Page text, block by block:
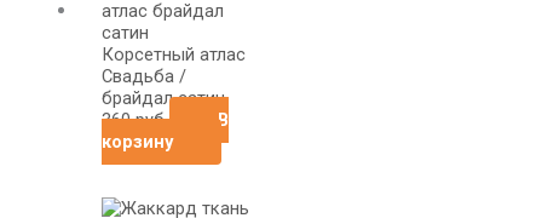
Корсетный атлас
Свадьба /
брайдал сатин
360руб
В
корзину